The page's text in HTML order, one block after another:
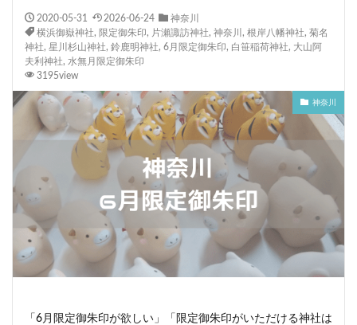
2020-05-31 2026-06-24
神奈川
横浜御嶽神社, 限定御朱印, 片瀬諏訪神社, 神奈川 , 根岸八幡神社, 菊名
神社, 星川杉山神社, 鈴鹿明神社, 6月限定御朱印, 白笹稲荷神社, 大山阿
夫利神社, 水無月限定御朱印
3195view
神奈川
「6月限定御朱印が欲しい」「限定御朱印がいただける神社は